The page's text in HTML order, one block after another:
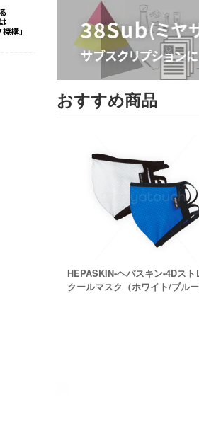
おすすめ商品
HEPASKIN-ヘパスキン-4Dスト
クールマスク（ホワイト/ブルー